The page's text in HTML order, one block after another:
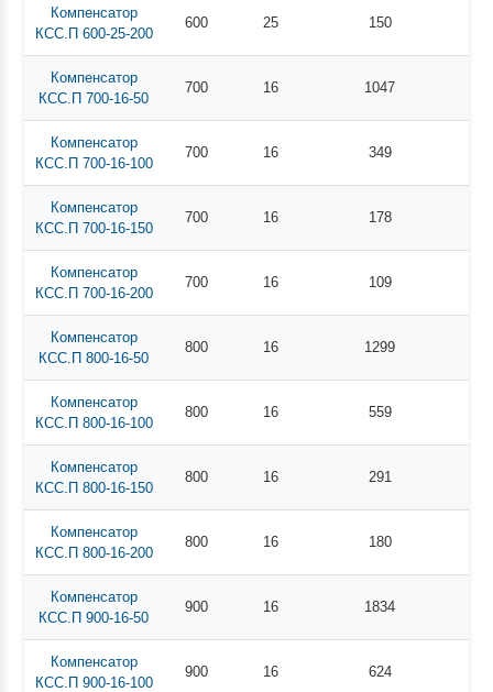
Компенсатор
КСС.П 600-25-200
600 25 150
Компенсатор
КСС.П 700-16-50
700 16 1047
Компенсатор
КСС.П 700-16-100
700 16 349
Компенсатор
КСС.П 700-16-150
700 16 178
Компенсатор
КСС.П 700-16-200
700 16 109
Компенсатор
КСС.П 800-16-50
800 16 1299
Компенсатор
КСС.П 800-16-100
800 16 559
Компенсатор
КСС.П 800-16-150
800 16 291
Компенсатор
КСС.П 800-16-200
800 16 180
Компенсатор
КСС.П 900-16-50
900 16 1834
Компенсатор
КСС.П 900-16-100
900 16 624